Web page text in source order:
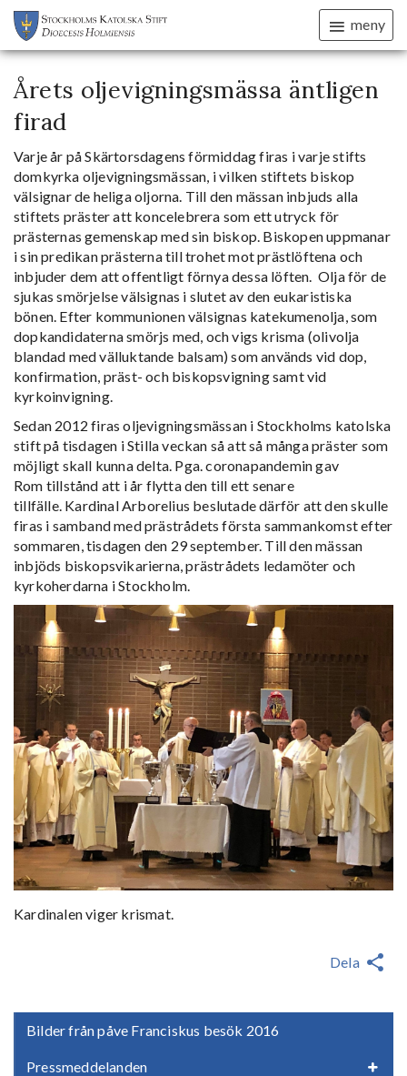
meny
Bilder från påve Franciskus besök 2016
Pressmeddelanden
Årets oljevigningsmässa äntligen
firad
Varje år på Skärtorsdagens förmiddag firas i varje stifts
domkyrka oljevigningsmässan, i vilken stiftets biskop
välsignar de heliga oljorna. Till den mässan inbjuds alla
stiftets präster att koncelebrera som ett utryck för
prästernas gemenskap med sin biskop. Biskopen uppmanar
i sin predikan prästerna till trohet mot prästlöftena och
inbjuder dem att offentligt förnya dessa löften. Olja för de
sjukas smörjelse välsignas i slutet av den eukaristiska
bönen. Efter kommunionen välsignas katekumenolja, som
dopkandidaterna smörjs med, och vigs krisma (olivolja
blandad med välluktande balsam) som används vid dop,
konfirmation, präst- och biskopsvigning samt vid
kyrkoinvigning.
Sedan 2012 firas oljevigningsmässan i Stockholms katolska
stift på tisdagen i Stilla veckan så att så många präster som
möjligt skall kunna delta. Pga. coronapandemin gav
Rom tillstånd att i år flytta den till ett senare
tillfälle. Kardinal Arborelius beslutade därför att den skulle
firas i samband med prästrådets första sammankomst efter
sommaren, tisdagen den 29 september. Till den mässan
inbjöds biskopsvikarierna, prästrådets ledamöter och
kyrkoherdarna i Stockholm.
Kardinalen viger krismat.
Dela